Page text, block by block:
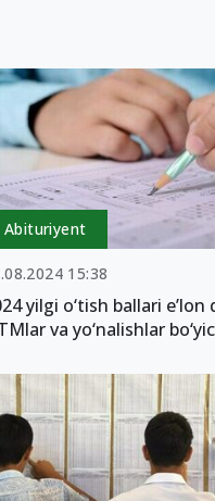
Abituriyent
15:38
yilgi o‘tish ballari e’lon
va yo‘nalishlar